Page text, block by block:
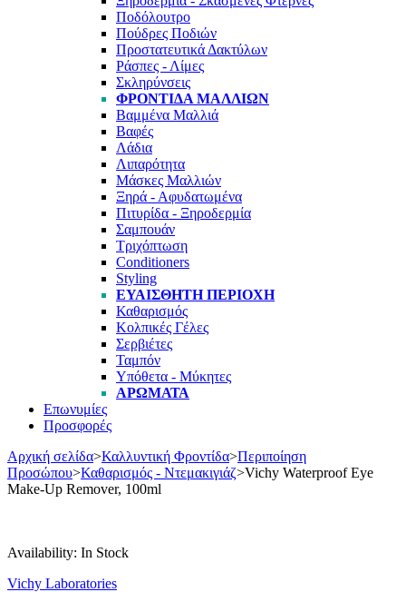
Ποδόλουτρο
Πούδρες Ποδιών
Προστατευτικά Δακτύλων
Ράσπες - Λίμες
Σκληρύνσεις
ΦΡΟΝΤΊΔΑ ΜΑΛΛΙΏΝ
Βαμμένα Μαλλιά
Βαφές
Λάδια
Λιπαρότητα
Μάσκες Μαλλιών
Ξηρά - Αφυδατωμένα
Πιτυρίδα - Ξηροδερμία
Σαμπουάν
Τριχόπτωση
Conditioners
Styling
ΕΥΑΊΣΘΗΤΗ ΠΕΡΙΟΧΉ
Καθαρισμός
Κολπικές Γέλες
Σερβιέτες
Ταμπόν
Υπόθετα - Μύκητες
ΑΡΏΜΑΤΑ
Επωνυμίες
Προσφορές
Αρχική σελίδα>Καλλυντική Φροντίδα>Περιποίηση
Προσώπου>Καθαρισμός - Ντεμακιγιάζ>Vichy Waterproof Eye
Make-Up Remover, 100ml
Availability: In Stock
Vichy Laboratories